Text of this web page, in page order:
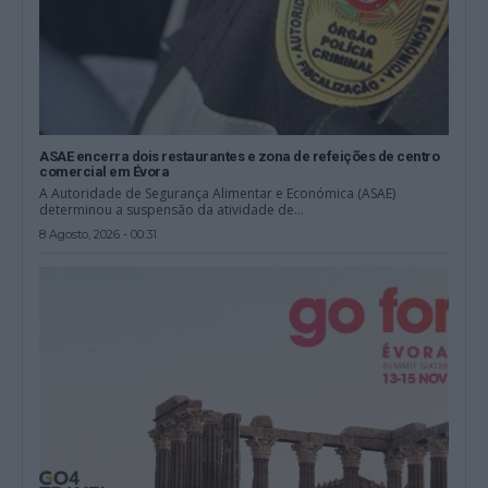
ASAE encerra dois restaurantes e zona de refeições de centro
comercial em Évora
A Autoridade de Segurança Alimentar e Económica (ASAE)
determinou a suspensão da atividade de...
8 Agosto, 2026 - 00:31